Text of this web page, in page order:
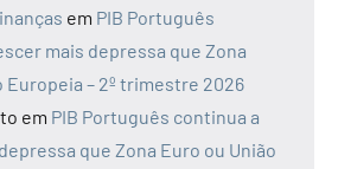
em PIB Português
mais depressa que Zona
Europeia – 2º trimestre 2026
em PIB Português continua a
que Zona Euro ou União